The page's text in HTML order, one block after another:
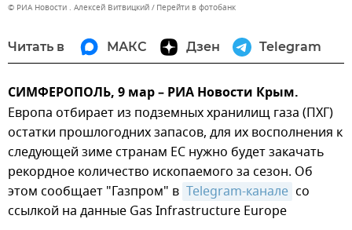
© РИА Новости . Алексей Витвицкий Перейти в фотобанк
Читать в МАКС Дзен Telegram
СИМФЕРОПОЛЬ, 9 мар – РИА Новости Крым.
Европа отбирает из подземных хранилищ газа (ПХГ)
остатки прошлогодних запасов, для их восполнения к
следующей зиме странам ЕС нужно будет закачать
рекордное количество ископаемого за сезон. Об
этом сообщает "Газпром" в Telegram-канале со
ссылкой на данные Gas Infrastructure Europe